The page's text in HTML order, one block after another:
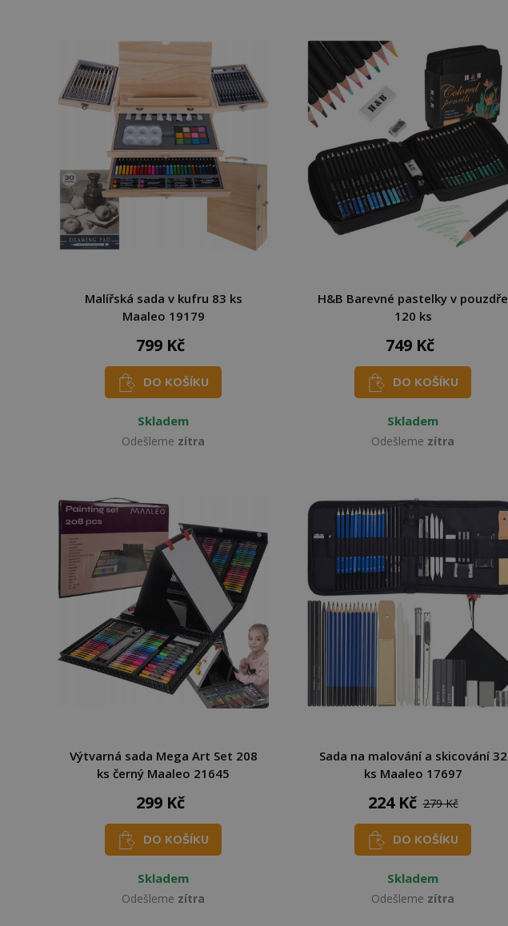
Malířská sada v kufru 83 ks
Maaleo 19179
799 Kč
DO KOŠÍKU
Skladem
Odešleme zítra
H&B Barevné pastelky v pouzdře
120 ks
749 Kč
DO KOŠÍKU
Skladem
Odešleme zítra
Výtvarná sada Mega Art Set 208
ks černý Maaleo 21645
299 Kč
DO KOŠÍKU
Skladem
Odešleme zítra
Sada na malování a skicování 32
ks Maaleo 17697
224 Kč 279 Kč
DO KOŠÍKU
Skladem
Odešleme zítra